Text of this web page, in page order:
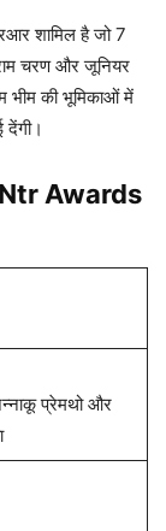
Junior Ntr
शामिल है जो 7
भीम की भूमिकाओं में
प्रेमथो और